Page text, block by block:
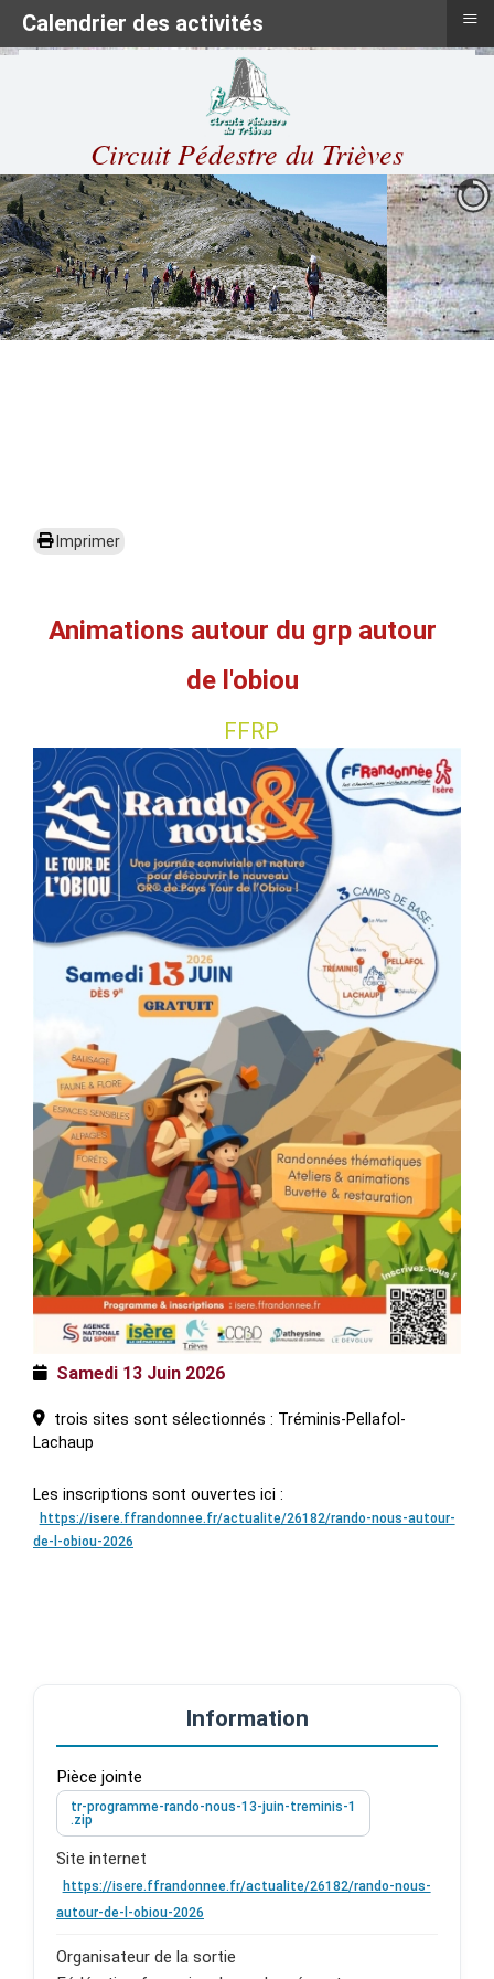
Circuit Pédestre du Trièves
Imprimer
Animations autour du grp autour
de l'obiou
FFRP
Samedi 13 Juin 2026
trois sites sont sélectionnés : Tréminis-Pellafol-
Lachaup
Les inscriptions sont ouvertes ici :
https://isere.ffrandonnee.fr/actualite/26182/rando-nous-autour-
de-l-obiou-2026
Information
Pièce jointe
tr-programme-rando-nous-13-juin-treminis-1
.zip
Site internet
https://isere.ffrandonnee.fr/actualite/26182/rando-nous-
autour-de-l-obiou-2026
Organisateur de la sortie
Calendrier des activités ≡